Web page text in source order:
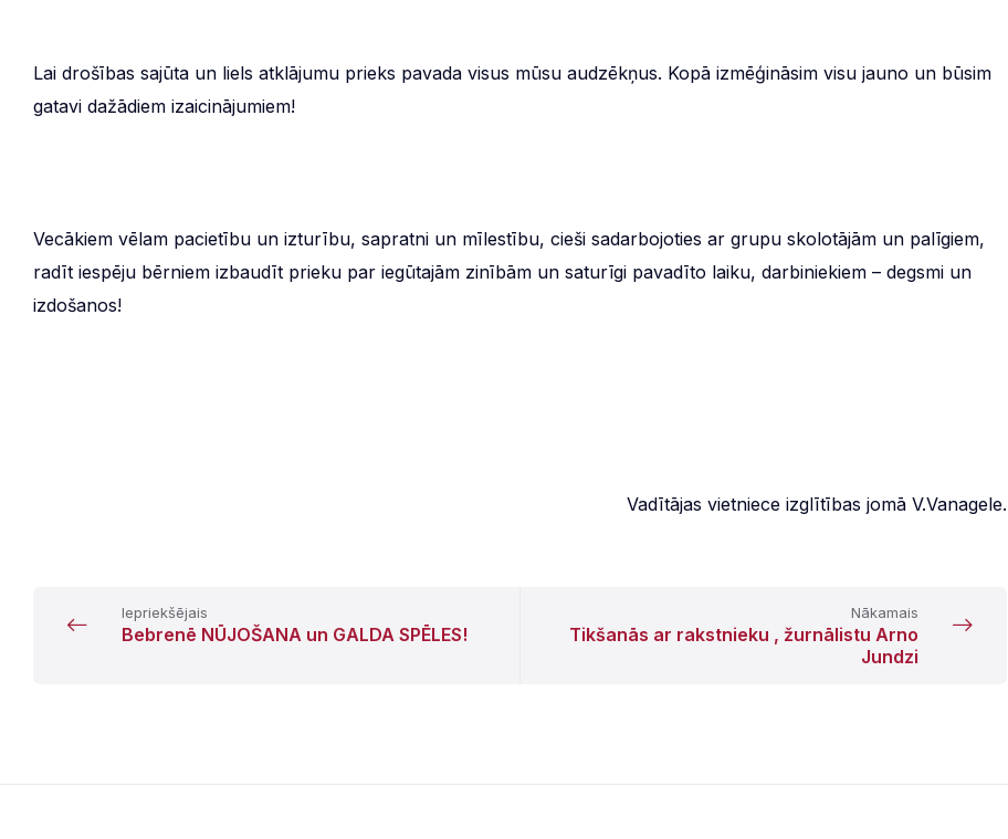
Lai drošības sajūta un liels atklājumu prieks pavada visus mūsu audzēkņus. Kopā izmēģināsim visu jauno un būsim
gatavi dažādiem izaicinājumiem!
Vecākiem vēlam pacietību un izturību, sapratni un mīlestību, cieši sadarbojoties ar grupu skolotājām un palīgiem,
radīt iespēju bērniem izbaudīt prieku par iegūtajām zinībām un saturīgi pavadīto laiku, darbiniekiem – degsmi un
izdošanos!
Vadītājas vietniece izglītības jomā V.Vanagele.
Iepriekšējais
Bebrenē NŪJOŠANA un GALDA SPĒLES!
Nākamais
Tikšanās ar rakstnieku , žurnālistu Arno
Jundzi